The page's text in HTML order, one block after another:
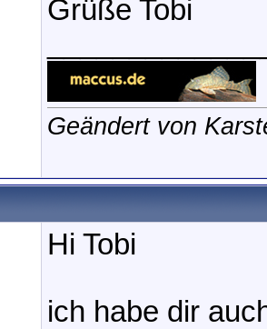
Grüße Tobi
Geändert von
Hi Tobi
ich habe dir